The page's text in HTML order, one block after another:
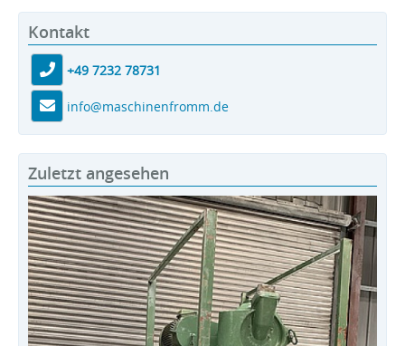
Kontakt
+49 7232 78731
info@maschinenfromm.de
Zuletzt angesehen